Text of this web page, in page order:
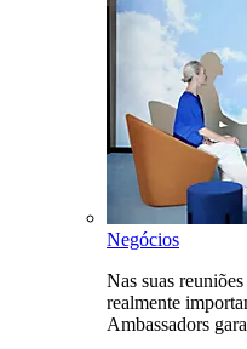
Negócios
Nas suas
realmente
Ambassadors